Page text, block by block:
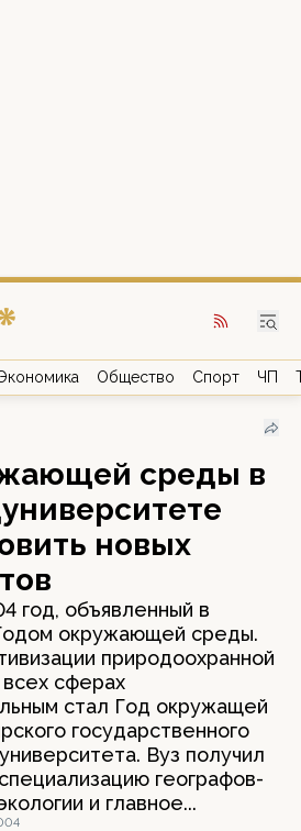
Общество Спорт ЧП
среды в
новых
год, объявленный в
окружающей среды.
природоохранной
сферах
стал Год окружащей
государственного
Вуз получил
географов-
и главное...